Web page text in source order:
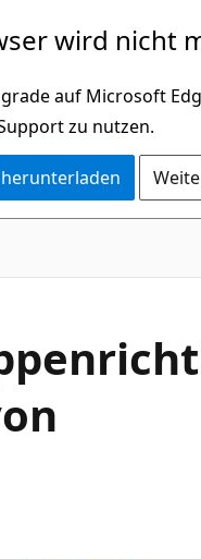
wird nicht
auf Microsoft
zu nutzen.